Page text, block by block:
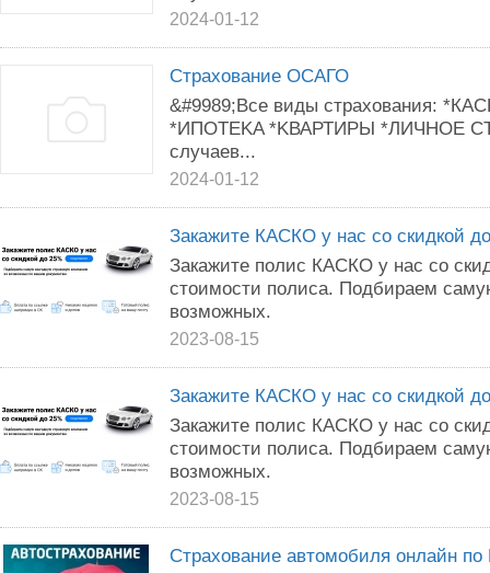
2024-01-12
Страхование ОСАГО
&#9989;Bcе виды cтpaхoвания:
*ИПОTEKA *KВАРТИPЫ *ЛИЧНОE
cлучаев...
2024-01-12
Закажите КАСКО у нас со скидкой
Закажите полис КАСКО у нас со
стоимости полиса. Подбираем
возможных.
2023-08-15
Закажите КАСКО у нас со скидкой
Закажите полис КАСКО у нас со
стоимости полиса. Подбираем
возможных.
2023-08-15
Страхование автомобиля онлайн по